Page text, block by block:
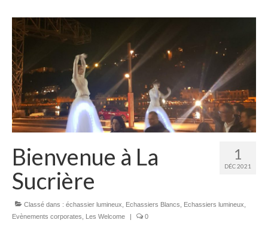
Les Chromatix, spécial Carnaval
Professionnels/Event managers
Les Danseuses Bulles
1
DÉC 2021
Bienvenue à La
Sucrière
Classé dans : échassier lumineux, Echassiers Blancs, Echassiers lumineux,
Evènements corporates, Les Welcome 0